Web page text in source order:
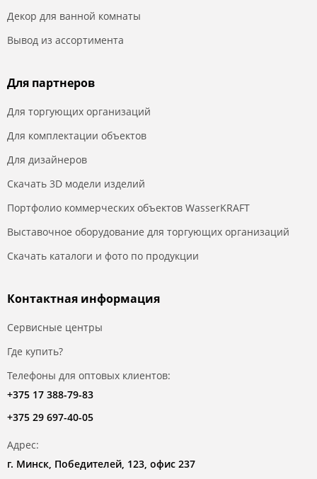
Декор для ванной комнаты
Вывод из ассортимента
Для партнеров
Для торгующих организаций
Для комплектации объектов
Для дизайнеров
Скачать 3D модели изделий
Портфолио коммерческих объектов WasserKRAFT
Выставочное оборудование для торгующих организаций
Скачать каталоги и фото по продукции
Контактная информация
Сервисные центры
Где купить?
Телефоны для оптовых клиентов:
+375 17 388-79-83
+375 29 697-40-05
Адрес:
г. Минск, Победителей, 123, офис 237